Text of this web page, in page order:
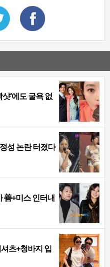
’에도 굴욕 없
성 논란 터졌다
善+미스 인터내
츠+청바지 입